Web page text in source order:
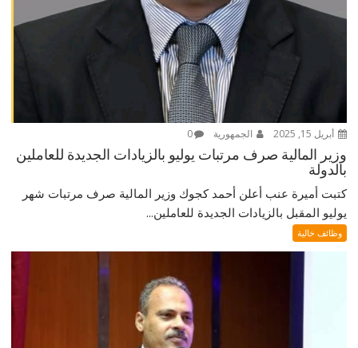
أبريل 15, 2025 الجمهورية 0
وزير المالية صرف مرتبات يوليو بالزيادات الجديدة للعاملين
بالدولة
كتبت أميرة عنب أعلن أحمد كجوك وزير المالية صرف مرتبات شهر
يوليو المقبل بالزيادات الجديدة للعاملين...
وظائف خالية